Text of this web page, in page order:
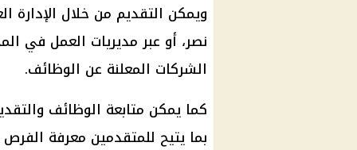
ويمكن التقديم من خلال الإدارة
نصر، أو عبر مديريات العمل في
الشركات المعلنة عن الوظائف.
كما يمكن متابعة الوظائف
بما يتيح للمتقدمين معرفة